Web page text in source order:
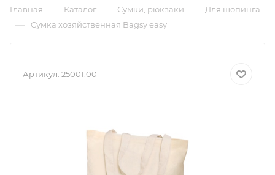
Главная — Каталог — Сумки, рюкзаки — Для шопинга
— Cумка хозяйственная Bagsy easy
Артикул: 25001.00